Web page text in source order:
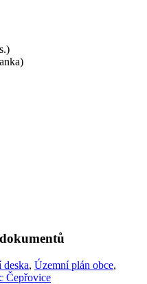
deska, Územní plán obce,
Čepřovice